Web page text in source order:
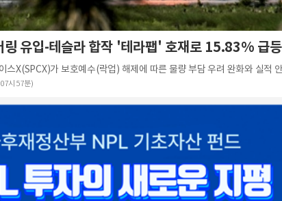
링 유입-테슬라 합작 '테라팹' 호재로 15.83% 급등
시 57분)